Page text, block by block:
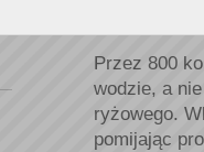
Przez 800
wodzie, a
ryżowego.
pomijając